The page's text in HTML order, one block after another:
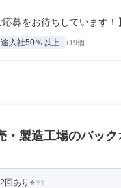
募をお待ちしています！
入社50％以上 +19個
・製造工場のバッ
回あり⭐